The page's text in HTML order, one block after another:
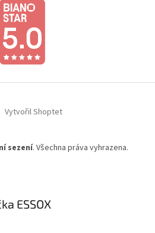
Vytvořil Shoptet
sezení. Všechna práva vyhrazena.
ESSOX